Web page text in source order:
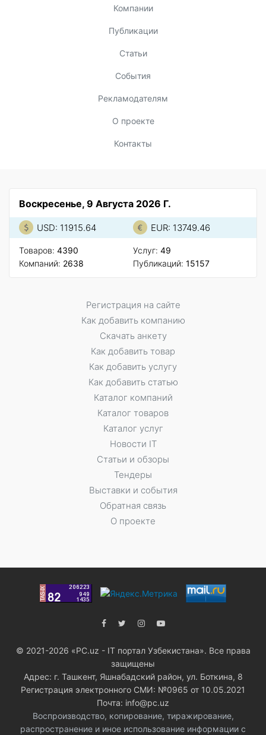
Компании
Публикации
Статьи
События
Рекламодателям
О проекте
Контакты
Воскресенье, 9 Августа 2026 Г.
USD: 11915.64 EUR: 13749.46
Товаров: 4390
Компаний: 2638
Услуг: 49
Публикаций: 15157
Регистрация на сайте
Как добавить компанию
Скачать анкету
Как добавить товар
Как добавить услугу
Как добавить статью
Каталог компаний
Каталог товаров
Каталог услуг
Новости IT
Статьи и обзоры
Тендеры
Выставки и события
Обратная связь
О проекте
© 2021-2026 «PC.uz - IT портал Узбекистана». Все права
защищены
Адрес: г. Ташкент, Яшнабадский район, ул. Боткина, 8
Регистрация электронного СМИ: №0965 от 10.05.2021
Почта: info@pc.uz
Воспроизводство, копирование, тиражирование,
распространение и иное использование информации с